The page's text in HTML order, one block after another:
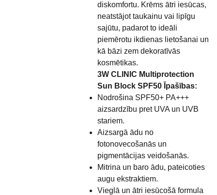
diskomfortu. Krēms ātri iesūcas,
neatstājot taukainu vai lipīgu
sajūtu, padarot to ideāli
piemērotu ikdienas lietošanai un
kā bāzi zem dekoratīvās
kosmētikas.
3W CLINIC Multiprotection
Sun Block SPF50 Īpašības:
Nodrošina SPF50+ PA+++
aizsardzību pret UVA un UVB
stariem.
Aizsargā ādu no
fotonovecošanās un
pigmentācijas veidošanās.
Mitrina un baro ādu, pateicoties
augu ekstraktiem.
Vieglā un ātri iesūcošā formula